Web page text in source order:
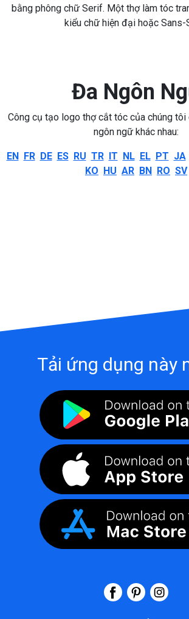
bằng phông chữ Serif. Một thợ làm tóc
kiểu chữ hiện đại hoặc Sans-
Đa Ngôn
Công cụ tạo logo thợ cắt tóc của chúng tôi
ngôn ngữ khác nhau:
EN FR DE ES RU TR IT NL EL PT JA
KO HU AR BN RO SV
Tải ứng dụng này